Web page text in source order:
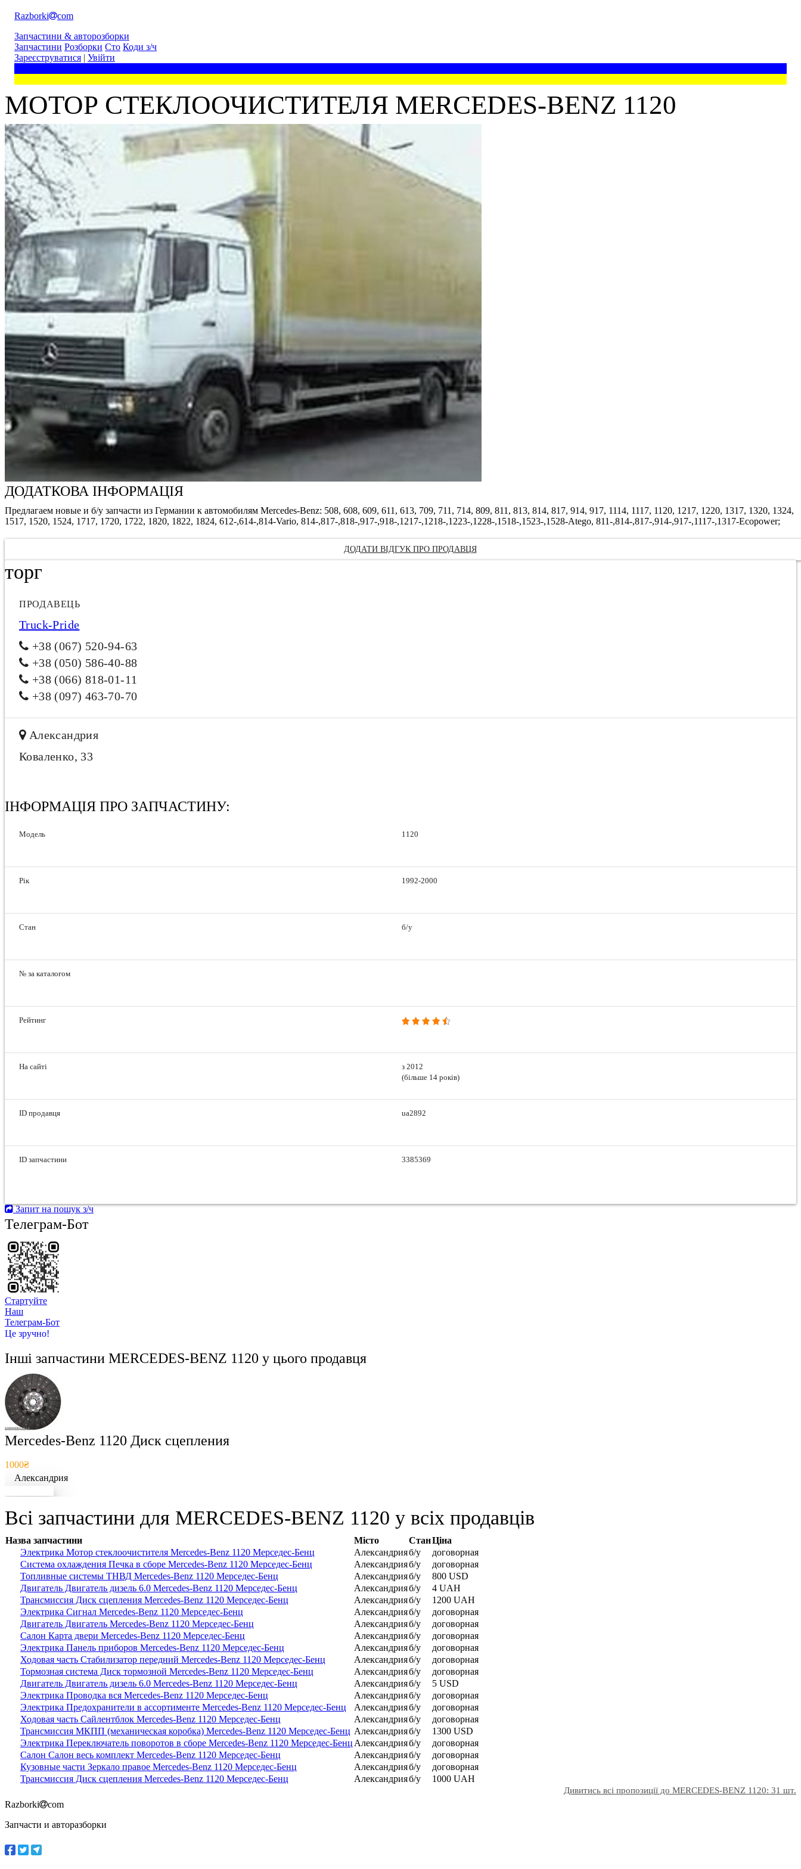
Razborki
com
Запчастини & авторозборки
Запчастини Розборки Сто Коди з/ч
Зареєструватися | Увійти
МОТОР СТЕКЛООЧИСТИТЕЛЯ MERCEDES-BENZ 1120
ДОДАТКОВА ІНФОРМАЦІЯ
Предлагаем новые и б/у запчасти из Германии к автомобилям Mercedes-Benz: 508, 608, 609, 611, 613, 709, 711, 714, 809, 811, 813, 814, 817, 914, 917, 1114, 1117, 1120, 1217, 1220, 1317, 1320, 1324,
1517, 1520, 1524, 1717, 1720, 1722, 1820, 1822, 1824, 612-,614-,814-Vario, 814-,817-,818-,917-,918-,1217-,1218-,1223-,1228-,1518-,1523-,1528-Atego, 811-,814-,817-,914-,917-,1117-,1317-Ecopower;
ДОДАТИ ВІДГУК ПРО ПРОДАВЦЯ
торг
ПРОДАВЕЦЬ
Truck-Pride
+38 (067) 520-94-63
+38 (050) 586-40-88
+38 (066) 818-01-11
+38 (097) 463-70-70
Александрия
Коваленко, 33
ІНФОРМАЦІЯ ПРО ЗАПЧАСТИНУ:
Модель 1120
Рік 1992-2000
Стан б/у
№ за каталогом
Рейтинг
На сайті
з 2012
(більше 14 років)
ID продавця ua2892
ID запчастини 3385369
Запит на пошук з/ч
Телеграм-Бот
Стартуйте
Hаш
Телеграм-Бот
Це зручно!
Інші запчастини MERCEDES-BENZ 1120 у цього продавця
Mercedes-Benz 1120 Диск сцепления
1000₴
Александрия
Всі запчастини для MERCEDES-BENZ 1120 у всіх продавців
Назва запчастини Місто СтанЦіна
Электрика Мотор стеклоочистителя Mercedes-Benz 1120 Мерседес-Бенц
Александрияб/у
договорная
Система охлаждения Печка в сборе Mercedes-Benz 1120 Мерседес-Бенц
Александрияб/у
договорная
Топливные системы ТНВД Mercedes-Benz 1120 Мерседес-Бенц
Александрияб/у
800 USD
Двигатель Двигатель дизель 6.0 Mercedes-Benz 1120 Мерседес-Бенц
Александрияб/у
4 UAH
Трансмиссия Диск сцепления Mercedes-Benz 1120 Мерседес-Бенц
Александрияб/у
1200 UAH
Электрика Сигнал Mercedes-Benz 1120 Мерседес-Бенц
Александрияб/у
договорная
Двигатель Двигатель Mercedes-Benz 1120 Мерседес-Бенц
Александрияб/у
договорная
Салон Карта двери Mercedes-Benz 1120 Мерседес-Бенц
Александрияб/у
договорная
Электрика Панель приборов Mercedes-Benz 1120 Мерседес-Бенц
Александрияб/у
договорная
Ходовая часть Стабилизатор передний Mercedes-Benz 1120 Мерседес-Бенц
Александрияб/у
договорная
Тормозная система Диск тормозной Mercedes-Benz 1120 Мерседес-Бенц
Александрияб/у
договорная
Двигатель Двигатель дизель 6.0 Mercedes-Benz 1120 Мерседес-Бенц
Александрияб/у
5 USD
Электрика Проводка вся Mercedes-Benz 1120 Мерседес-Бенц
Александрияб/у
договорная
Электрика Предохранители в ассортименте Mercedes-Benz 1120 Мерседес-Бенц
Александрияб/у
договорная
Ходовая часть Сайлентблок Mercedes-Benz 1120 Мерседес-Бенц
Александрияб/у
договорная
Трансмиссия МКПП (механическая коробка) Mercedes-Benz 1120 Мерседес-Бенц Александрияб/у
1300 USD
Электрика Переключатель поворотов в сборе Mercedes-Benz 1120 Мерседес-Бенц Александрияб/у
договорная
Салон Салон весь комплект Mercedes-Benz 1120 Мерседес-Бенц
Александрияб/у
договорная
Кузовные части Зеркало правое Mercedes-Benz 1120 Мерседес-Бенц
Александрияб/у
договорная
Трансмиссия Диск сцепления Mercedes-Benz 1120 Мерседес-Бенц
Александрияб/у 1000 UAH
Дивитись всі пропозиції до MERCEDES-BENZ 1120: 31 шт.
Razborki
com
Запчасти и авторазборки